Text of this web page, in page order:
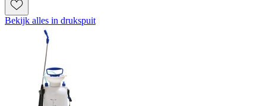
Bekijk alles in drukspuit